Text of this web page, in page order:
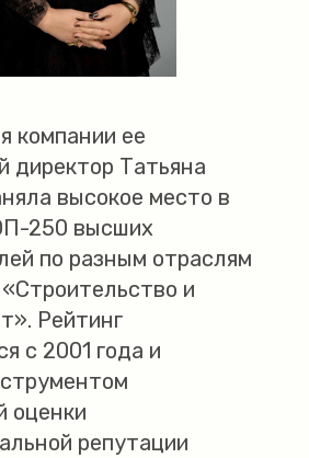
компании ее
директор Татьяна
высокое место в
250 высших
по разным отраслям
и
Рейтинг
с 2001 года и
оценки
репутации